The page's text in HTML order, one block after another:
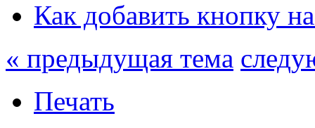
Как добавить кнопку
« предыдущая тема
Печать